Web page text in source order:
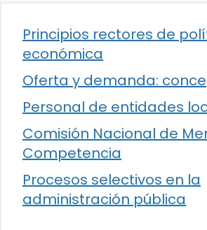
Principios rectores de
económica
Oferta y demanda:
Personal de entidades
Comisión Nacional de
Competencia
Procesos selectivos en la
administración pública